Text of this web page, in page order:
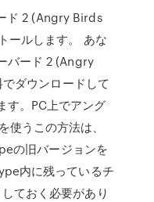
ド 2 (Angry Birds
ールします。 あな
バード 2 (Angry
ダウンロードして
す。PC上でアング
うこの方法は、
の旧バージョンを
内に残っているチ
ておく必要があり